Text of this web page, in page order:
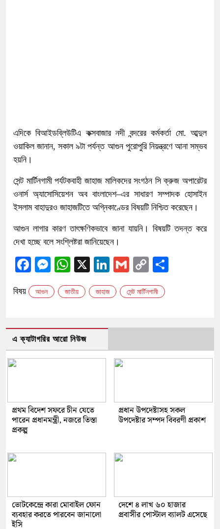
এদিকে বিআইডব্লিউটিএ কক্সবাজার নদী বন্দরের কর্মকর্তা মো. আব্দুল
ওয়াকিল জানান, সকাল ৯টা পর্যন্ত আগুন পুরোপুরি নিয়ন্ত্রণে আনা সম্ভব
হয়নি।
সেন্ট মার্টিনগামী পর্যটকবাহী জাহাজ মালিকদের সংগঠন সি ক্রুজ অপারেটর
ওনার্স অ্যাসোসিয়েশন অব বাংলাদেশ–এর সাধারণ সম্পাদক হোসাইন
ইসলাম বাহাদুরও জাহাজটিতে অগ্নিকাণ্ডের বিষয়টি নিশ্চিত করেছেন।
আগুন লাগার কারণ তাৎক্ষণিকভাবে জানা যায়নি। বিষয়টি তদন্ত করে
দেখা হচ্ছে বলে সংশ্লিষ্টরা জানিয়েছেন।
Facebook
Messenger
WhatsApp
X LinkedIn
GmailCopy
বিষয় আগুন জাতীয় জাহাজ সেন্ট মার্টিনগামী
এ ক্যাটাগরির আরো নিউজ
প্রথম বিদেশ সফরে চীন যেতে
পারেন প্রধানমন্ত্রী, নজরে তিস্তা
প্রকল্প
প্রধান উপদেষ্টাসহ সকল
উপদেষ্টার সম্পদ বিবরণী প্রকাশ
ভোটকেন্দ্রে কারা মোবাইল ফোন
ব্যবহার করতে পারবেন জানালো
ইসি
দেশে ৪ লাখ ৬০ হাজার
প্রবাসীর পোস্টাল ব্যালট এসেছে